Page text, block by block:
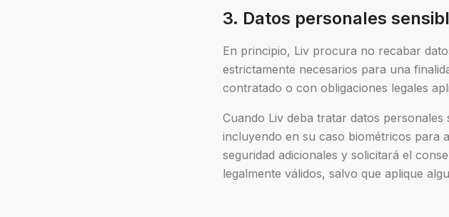
3. Datos personales
En principio, Liv procura no recabar
estrictamente necesarios para una
contratado o con obligaciones legales
Cuando Liv deba tratar datos
incluyendo en su caso biométricos para
seguridad adicionales y solicitará el
legalmente válidos, salvo que aplique